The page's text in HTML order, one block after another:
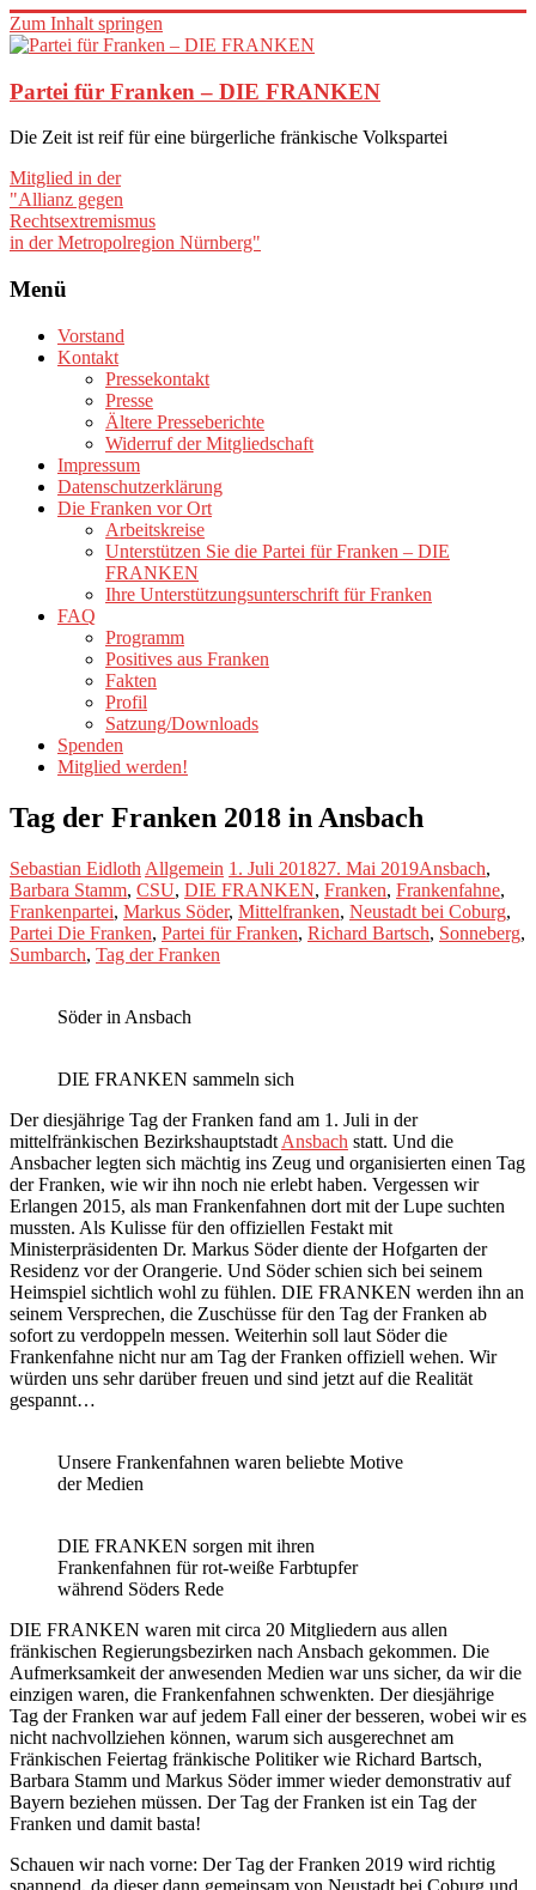
Zum Inhalt springen
Partei für Franken – DIE FRANKEN
Die Zeit ist reif für eine bürgerliche fränkische Volkspartei
Mitglied in der
"Allianz gegen
Rechtsextremismus
in der Metropolregion Nürnberg"
Menü
Vorstand
Kontakt
Pressekontakt
Presse
Ältere Presseberichte
Widerruf der Mitgliedschaft
Impressum
Datenschutzerklärung
Die Franken vor Ort
Arbeitskreise
Unterstützen Sie die Partei für Franken – DIE
FRANKEN
Ihre Unterstützungsunterschrift für Franken
FAQ
Programm
Positives aus Franken
Fakten
Profil
Satzung/Downloads
Spenden
Mitglied werden!
Tag der Franken 2018 in Ansbach
Sebastian Eidloth Allgemein 1. Juli 201827. Mai 2019Ansbach,
Barbara Stamm, CSU, DIE FRANKEN, Franken, Frankenfahne,
Frankenpartei, Markus Söder, Mittelfranken, Neustadt bei Coburg,
Partei Die Franken, Partei für Franken, Richard Bartsch, Sonneberg,
Sumbarch, Tag der Franken
Söder in Ansbach
DIE FRANKEN sammeln sich
Der diesjährige Tag der Franken fand am 1. Juli in der
mittelfränkischen Bezirkshauptstadt Ansbach statt. Und die
Ansbacher legten sich mächtig ins Zeug und organisierten einen Tag
der Franken, wie wir ihn noch nie erlebt haben. Vergessen wir
Erlangen 2015, als man Frankenfahnen dort mit der Lupe suchten
mussten. Als Kulisse für den offiziellen Festakt mit
Ministerpräsidenten Dr. Markus Söder diente der Hofgarten der
Residenz vor der Orangerie. Und Söder schien sich bei seinem
Heimspiel sichtlich wohl zu fühlen. DIE FRANKEN werden ihn an
seinem Versprechen, die Zuschüsse für den Tag der Franken ab
sofort zu verdoppeln messen. Weiterhin soll laut Söder die
Frankenfahne nicht nur am Tag der Franken offiziell wehen. Wir
würden uns sehr darüber freuen und sind jetzt auf die Realität
gespannt…
Unsere Frankenfahnen waren beliebte Motive
der Medien
DIE FRANKEN sorgen mit ihren
Frankenfahnen für rot-weiße Farbtupfer
während Söders Rede
DIE FRANKEN waren mit circa 20 Mitgliedern aus allen
fränkischen Regierungsbezirken nach Ansbach gekommen. Die
Aufmerksamkeit der anwesenden Medien war uns sicher, da wir die
einzigen waren, die Frankenfahnen schwenkten. Der diesjährige
Tag der Franken war auf jedem Fall einer der besseren, wobei wir es
nicht nachvollziehen können, warum sich ausgerechnet am
Fränkischen Feiertag fränkische Politiker wie Richard Bartsch,
Barbara Stamm und Markus Söder immer wieder demonstrativ auf
Bayern beziehen müssen. Der Tag der Franken ist ein Tag der
Franken und damit basta!
Schauen wir nach vorne: Der Tag der Franken 2019 wird richtig
spannend, da dieser dann gemeinsam von Neustadt bei Coburg und